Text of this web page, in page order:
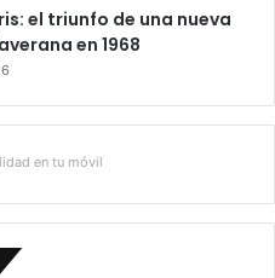
el triunfo de una nueva
en 1968
en tu móvil